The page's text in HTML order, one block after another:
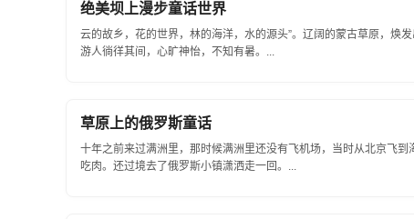
绝美坝上漫步童话世界
云的故乡，花的世界，林的海洋，水的源头”。辽阔的蒙古草原，焕
游人徜徉其间，心旷神怡，不知有暑。...
草原上的俄罗斯童话
十年之前来过满洲里，那时候满洲里还没有飞机场，当时从北京飞
吃肉。还过境去了俄罗斯小镇潇洒走一回。...